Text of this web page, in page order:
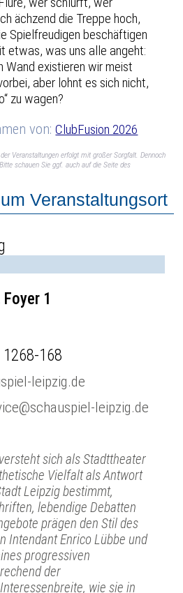
ächzend die Treppe hoch,
Spielfreudigen beschäftigen
etwas, was uns alle angeht:
existieren wir meist
aber lohnt es sich nicht,
zu wagen?
von:ClubFusion 2026
Veranstaltungen erfolgt mit großer Sorgfalt. Dennoch
schauen Sie ggf. auch auf die Seite des
Veranstaltungsort
1
168
leipzig.de
leipzig.de
sich als Stadttheater
Vielfalt als Antwort
Leipzig bestimmt,
lebendige Debatten
prägen den Stil des
Intendant Enrico Lübbe und
progressiven
der
wie sie in